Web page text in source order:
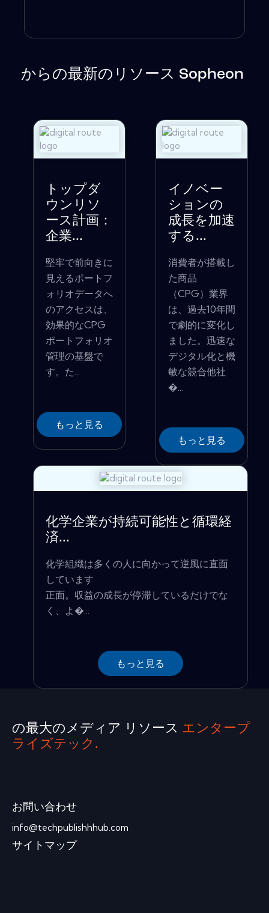
からの最新のリソース Sopheon
トップダ
ウンリソ
ース計画：
企業...
堅牢で前向きに
見えるポートフ
ォリオデータへ
のアクセスは、
効果的なCPG
ポートフォリオ
管理の基盤で
す。た...
もっと見る
イノベー
ションの
成長を加速
する...
消費者が搭載し
た商品
（CPG）業界
は、過去10年間
で劇的に変化し
ました。迅速な
デジタル化と機
敏な競合他社
�...
もっと見る
化学企業が持続可能性と循環経
済...
化学組織は多くの人に向かって逆風に直面
しています
正面。収益の成長が停滞しているだけでな
く、よ�...
もっと見る
の最大のメディア リソース エンタープ
ライズテック.
お問い合わせ
info@techpublishhhub.com
サイトマップ